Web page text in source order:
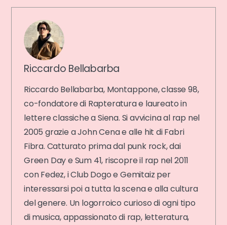
Riccardo Bellabarba
Riccardo Bellabarba, Montappone, classe 98,
co-fondatore di Rapteratura e laureato in
lettere classiche a Siena. Si avvicina al rap nel
2005 grazie a John Cena e alle hit di Fabri
Fibra. Catturato prima dal punk rock, dai
Green Day e Sum 41, riscopre il rap nel 2011
con Fedez, i Club Dogo e Gemitaiz per
interessarsi poi a tutta la scena e alla cultura
del genere. Un logorroico curioso di ogni tipo
di musica, appassionato di rap, letteratura,